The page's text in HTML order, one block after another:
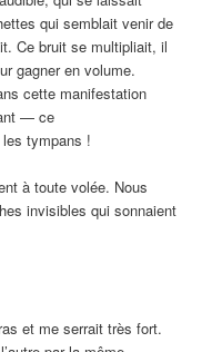
qui semblait venir de
Ce bruit se multipliait, il
gagner en volume.
cette manifestation
— ce
tympans !
à toute volée. Nous
invisibles qui sonnaient
et me serrait très fort.